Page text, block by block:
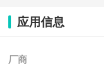
应用信息
厂商